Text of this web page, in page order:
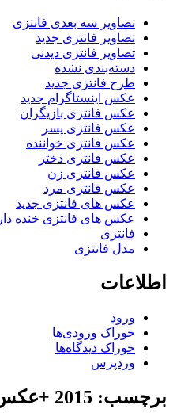
تصاویر سه بعدی فانتزی
تصاویر فانتزی جدید
تصاویر فانتزی دیدنی
دسته‌بندی نشده
طرح فانتزی جدید
عکس اینستاگرام جدید
عکس فانتزی بازیگران
عکس فانتزی پسر
عکس فانتزی خواننده
عکس فانتزی دختر
عکس فانتزی زن
عکس فانتزی مرد
عکس های فانتزی جدید
عکس های فانتزی خنده دار
فانتزی
مدل فانتزی
اطلاعات
ورود
خوراک ورودی‌ها
خوراک دیدگاه‌ها
وردپرس
برچسب: 2015 +عکس